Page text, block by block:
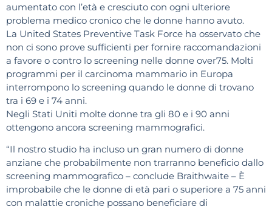
aumentato con l’età e cresciuto con ogni ulteriore
problema medico cronico che le donne hanno avuto.
La United States Preventive Task Force ha osservato che
non ci sono prove sufficienti per fornire raccomandazioni
a favore o contro lo screening nelle donne over75. Molti
programmi per il carcinoma mammario in Europa
interrompono lo screening quando le donne di trovano
tra i 69 e i 74 anni.
Negli Stati Uniti molte donne tra gli 80 e i 90 anni
ottengono ancora screening mammografici.
“Il nostro studio ha incluso un gran numero di donne
anziane che probabilmente non trarranno beneficio dallo
screening mammografico – conclude Braithwaite – È
improbabile che le donne di età pari o superiore a 75 anni
con malattie croniche possano beneficiare di